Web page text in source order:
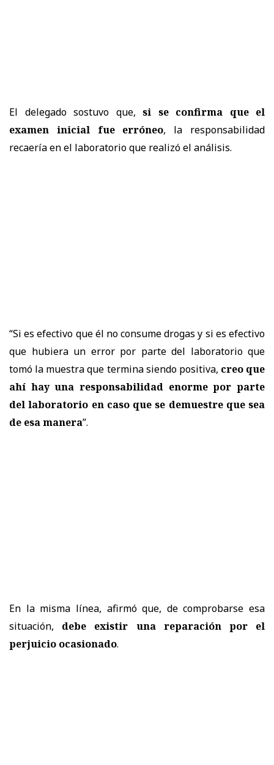
El delegado sostuvo que, si se confirma que el
examen inicial fue erróneo, la responsabilidad
recaería en el laboratorio que realizó el análisis.
“Si es efectivo que él no consume drogas y si es efectivo
que hubiera un error por parte del laboratorio que
tomó la muestra que termina siendo positiva, creo que
ahí hay una responsabilidad enorme por parte
del laboratorio en caso que se demuestre que sea
de esa manera”.
En la misma línea, afirmó que, de comprobarse esa
situación, debe existir una reparación por el
perjuicio ocasionado.